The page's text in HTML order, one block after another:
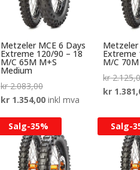
Metzeler MCE 6 Days
Extreme 120/90 – 18
M/C 65M M+S
Medium
kr2.083,00Opprinnelig
pris
kr 2.083,00.
kr1.354,00Nåværende
er:
kr 1.354,00.
inkl mva
Metzeler
Extreme
M/C
kr
kr
Salg-35% Salg-